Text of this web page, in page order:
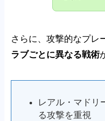
さらに、攻撃的なプレ
ラブごとに異なる戦術
レアル・マドリ
る攻撃を重視